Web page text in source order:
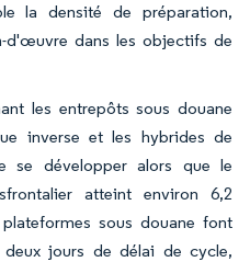
la densité de préparation,
d'œuvre dans les objectifs de
les entrepôts sous douane
inverse et les hybrides de
se développer alors que le
atteint environ 6,2
sous douane font
deux jours de délai de cycle,